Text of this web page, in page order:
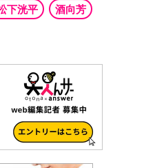
下洸平 酒向芳